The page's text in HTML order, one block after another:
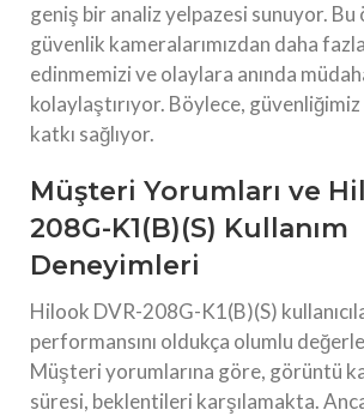
geniş bir analiz yelpazesi sunuyor. Bu
güvenlik kameralarımızdan daha
edinmemizi ve olaylara anında
kolaylaştırıyor. Böylece,
katkı sağlıyor.
Müşteri Yorumları ve
208G-K1(B)(S) Kullanım
Deneyimleri
Hilook DVR-208G-K1(B)(S)
performansını oldukça olumlu
Müşteri yorumlarına göre, görüntü
süresi, beklentileri karşılamakta.